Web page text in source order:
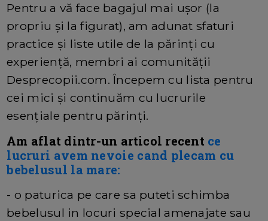
Pentru a vă face bagajul mai ușor (la
propriu și la figurat), am adunat sfaturi
practice și liste utile de la părinți cu
experiență, membri ai comunității
Desprecopii.com. Începem cu lista pentru
cei mici și continuăm cu lucrurile
esențiale pentru părinți.
Am aflat dintr-un articol recent ce
lucruri avem nevoie cand plecam cu
bebelusul la mare:
- o paturica pe care sa puteti schimba
bebelusul in locuri special amenajate sau